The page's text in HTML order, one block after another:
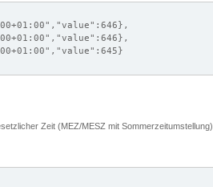
Zeit (MEZ/MESZ mit Sommerzeitumstellung)